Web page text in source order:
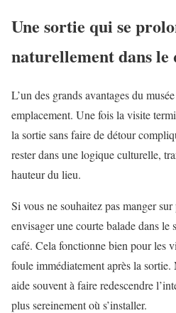
Une sortie qui se
naturellement dans
L’un des grands avantages du
emplacement. Une fois la visite
la sortie sans faire de détour
rester dans une logique culturelle,
hauteur du lieu.
Si vous ne souhaitez pas manger
envisager une courte balade dans le
café. Cela fonctionne bien pour les
foule immédiatement après la
aide souvent à faire redescendre
plus sereinement où s’installer.